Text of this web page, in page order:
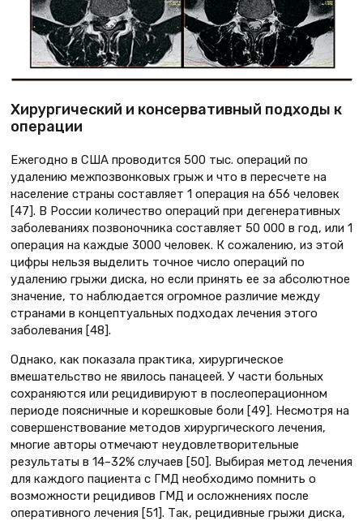
Хирургический и консервативный подходы к
операции
Ежегодно в США проводится 500 тыс. операций по
удалению межпозвонковых грыж и что в пересчете на
население страны составляет 1 операция на 656 человек
[47]. В России количество операций при дегенеративных
заболеваниях позвоночника составляет 50 000 в год, или 1
операция на каждые 3000 человек. К сожалению, из этой
цифры нельзя выделить точное число операций по
удалению грыжи диска, но если принять ее за абсолютное
значение, то наблюдается огромное различие между
странами в концептуальных подходах лечения этого
заболевания [48].
Однако, как показала практика, хирургическое
вмешательство не явилось панацеей. У части больных
сохраняются или рецидивируют в послеоперационном
периоде поясничные и корешковые боли [49]. Несмотря на
совершенствование методов хирургического лечения,
многие авторы отмечают неудовлетворительные
результаты в 14–32% случаев [50]. Выбирая метод лечения
для каждого пациента с ГМД необходимо помнить о
возможности рецидивов ГМД и осложнениях после
оперативного лечения [51]. Так, рецидивные грыжи диска,